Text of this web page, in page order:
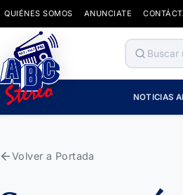
QUIÉNES SOMOS ANUNCIATE
NOTICIAS
Volver a Portada